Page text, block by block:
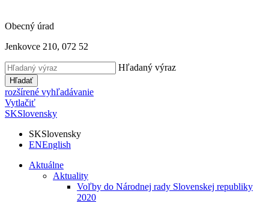
Obecný úrad
Jenkovce 210, 072 52
Hľadaný výraz
Hľadať
rozšírené vyhľadávanie
Vytlačiť
SKSlovensky
SKSlovensky
ENEnglish
Aktuálne
Aktuality
Voľby do Národnej rady Slovenskej republiky
2020